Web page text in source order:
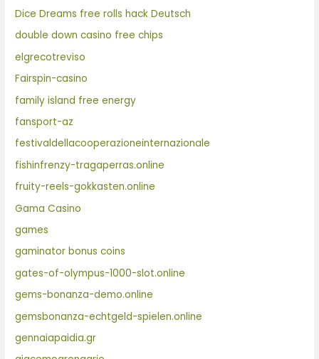
Dice Dreams free rolls hack Deutsch
double down casino free chips
elgrecotreviso
Fairspin-casino
family island free energy
fansport-az
festivaldellacooperazioneinternazionale
fishinfrenzy-tragaperras.online
fruity-reels-gokkasten.online
Gama Casino
games
gaminator bonus coins
gates-of-olympus-1000-slot.online
gems-bonanza-demo.online
gemsbonanza-echtgeld-spielen.online
gennaiapaidia.gr